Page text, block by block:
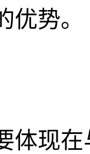
势。
体现